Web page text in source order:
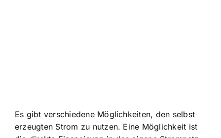
Es gibt verschiedene Möglichkeiten, den selbst
erzeugten Strom zu nutzen. Eine Möglichkeit ist